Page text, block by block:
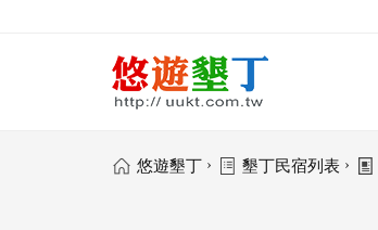
悠遊墾丁 › 墾丁民宿列表 ›